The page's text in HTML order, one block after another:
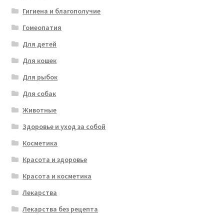
Гигиена и благополучие
Гомеопатия
Для детей
Для кошек
Для рыбок
Для собак
Животные
Здоровье и уход за собой
Косметика
Красота и здоровье
Красота и косметика
Лекарства
Лекарства без рецепта